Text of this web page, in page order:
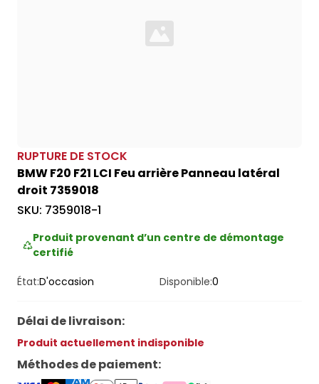
RUPTURE DE STOCK
BMW F20 F21 LCI Feu arrière Panneau latéral
droit 7359018
SKU: 7359018-1
Produit provenant d’un centre de démontage
certifié
État:D'occasion Disponible:0
Délai de livraison:
Produit actuellement indisponible
Méthodes de paiement: